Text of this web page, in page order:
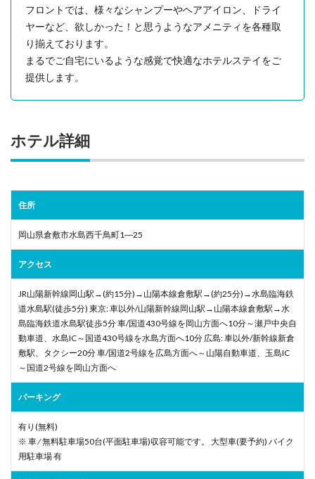
フロントでは、様々なシャンプーやヘアアイロン、ドライ
ヤーなど、欲しかった！と思うようなアメニティを各種取
り揃えております。
まるでご自宅にいるような感覚で快適なホテルステイをご
提供します。
ホテル詳細
住所
岡山県倉敷市水島西千鳥町1―25
アクセス
JR山陽新幹線岡山駅→(約15分)→山陽本線倉敷駅→(約25分)→水島臨海鉄
道水島駅(徒歩5分) 東京: 車以外/山陽新幹線岡山駅→山陽本線倉敷駅→水
島臨海鉄道水島駅徒歩5分 車/国道430号線を岡山方面へ10分～瀬戸中央自
動車道、水島IC～国道430号線を水島方面へ10分 広島: 車以外/新幹線新倉
敷駅、タクシー20分 車/国道2号線を広島方面へ～山陽自動車道、玉島IC
～国道2号線を岡山方面へ
パーキング
有り(無料)
※ 車 ⁄ 無料駐車場50台(平面駐車場)収容可能です。 大型車(要予約) バイク
用駐車場 有